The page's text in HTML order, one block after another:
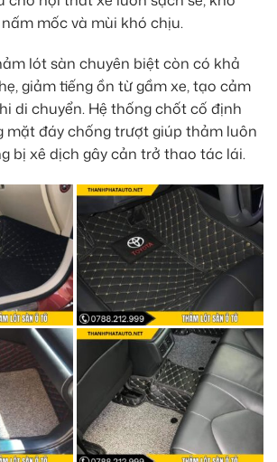
mốc và mùi khó chịu.
lót sàn chuyên biệt còn có khả
giảm tiếng ồn từ gầm xe, tạo cảm
di chuyển. Hệ thống chốt cố định
mặt đáy chống trượt giúp thảm luôn
bị xê dịch gây cản trở thao tác lái.